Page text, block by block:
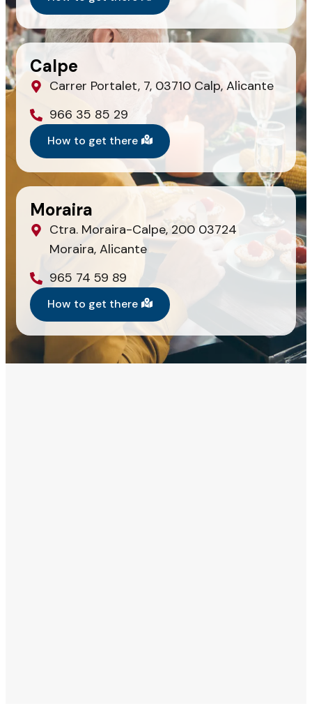
Calpe
Carrer Portalet, 7, 03710 Calp, Alicante
966 35 85 29
How to get there
Moraira
Ctra. Moraira-Calpe, 200 03724
Moraira, Alicante
965 74 59 89
How to get there